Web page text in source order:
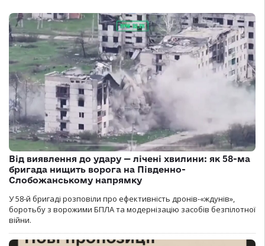
Від виявлення до удару — лічені хвилини: як 58-ма
бригада нищить ворога на Південно-
Слобожанському напрямку
У 58-й бригаді розповіли про ефективність дронів-«ждунів»,
боротьбу з ворожими БПЛА та модернізацію засобів безпілотної
війни.